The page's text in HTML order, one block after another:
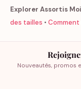
Explorer Assortis
des tailles •
Nouveautés, promos